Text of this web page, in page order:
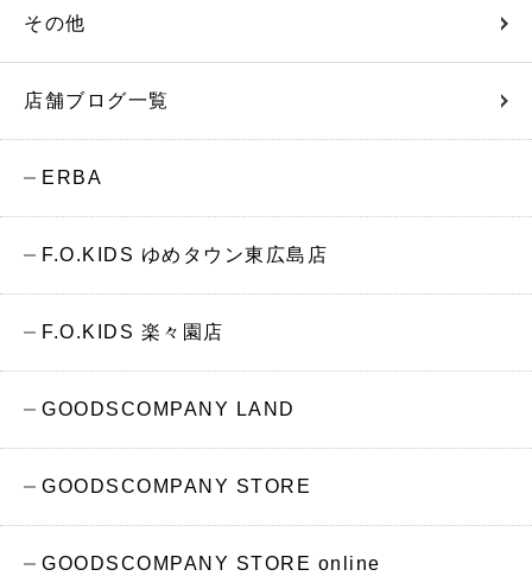
その他
店舗ブログ一覧
ERBA
F.O.KIDS ゆめタウン東広島店
F.O.KIDS 楽々園店
GOODSCOMPANY LAND
GOODSCOMPANY STORE
GOODSCOMPANY STORE online